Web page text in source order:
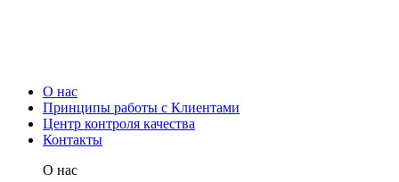
О нас
Принципы работы с Клиентами
Центр контроля качества
Контакты
О нас